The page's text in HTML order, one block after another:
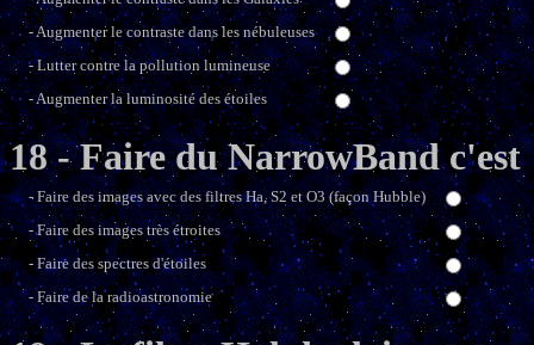
- Augmenter le contraste dans les nébuleuses
- Lutter contre la pollution lumineuse
- Augmenter la luminosité des étoiles
18 - Faire du NarrowBand c'est
- Faire des images avec des filtres Ha, S2 et O3 (façon Hubble)
- Faire des images très étroites
- Faire des spectres d'étoiles
- Faire de la radioastronomie